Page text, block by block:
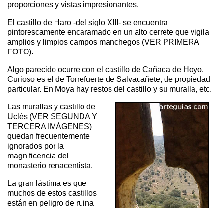
proporciones y vistas impresionantes.
El castillo de Haro -del siglo XIII- se encuentra
pintorescamente encaramado en un alto cerrete que vigila
amplios y limpios campos manchegos (VER PRIMERA
FOTO).
Algo parecido ocurre con el castillo de Cañada de Hoyo.
Curioso es el de Torrefuerte de Salvacañete, de propiedad
particular. En Moya hay restos del castillo y su muralla, etc.
Las murallas y castillo de
Uclés (VER SEGUNDA Y
TERCERA IMÁGENES)
quedan frecuentemente
ignorados por la
magnificencia del
monasterio renacentista.
La gran lástima es que
muchos de estos castillos
están en peligro de ruina